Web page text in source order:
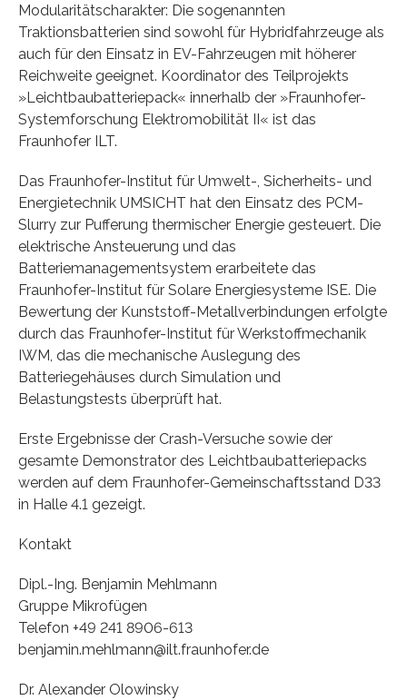
Modularitätscharakter: Die sogenannten
Traktionsbatterien sind sowohl für Hybridfahrzeuge als
auch für den Einsatz in EV-Fahrzeugen mit höherer
Reichweite geeignet. Koordinator des Teilprojekts
»Leichtbaubatteriepack« innerhalb der »Fraunhofer-
Systemforschung Elektromobilität II« ist das
Fraunhofer ILT.
Das Fraunhofer-Institut für Umwelt-, Sicherheits- und
Energietechnik UMSICHT hat den Einsatz des PCM-
Slurry zur Pufferung thermischer Energie gesteuert. Die
elektrische Ansteuerung und das
Batteriemanagementsystem erarbeitete das
Fraunhofer-Institut für Solare Energiesysteme ISE. Die
Bewertung der Kunststoff-Metallverbindungen erfolgte
durch das Fraunhofer-Institut für Werkstoffmechanik
IWM, das die mechanische Auslegung des
Batteriegehäuses durch Simulation und
Belastungstests überprüft hat.
Erste Ergebnisse der Crash-Versuche sowie der
gesamte Demonstrator des Leichtbaubatteriepacks
werden auf dem Fraunhofer-Gemeinschaftsstand D33
in Halle 4.1 gezeigt.
Kontakt
Dipl.-Ing. Benjamin Mehlmann
Gruppe Mikrofügen
Telefon +49 241 8906-613
benjamin.mehlmann@ilt.fraunhofer.de
Dr. Alexander Olowinsky